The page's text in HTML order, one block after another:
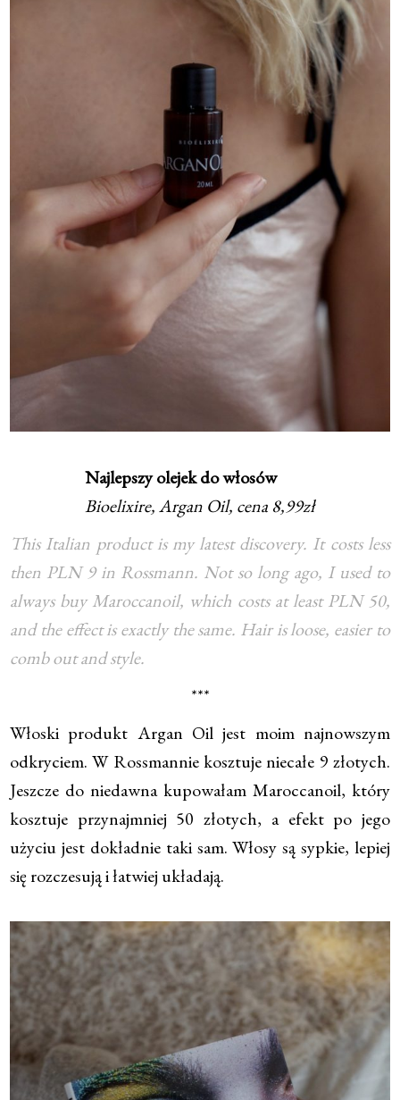
Najlepszy olejek do włosów
Bioelixire, Argan Oil, cena 8,99zł
This Italian product is my latest discovery. It costs less
then PLN 9 in Rossmann. Not so long ago, I used to
always buy Maroccanoil, which costs at least PLN 50,
and the effect is exactly the same. Hair is loose, easier to
comb out and style.
***
Włoski produkt Argan Oil jest moim najnowszym
odkryciem. W Rossmannie kosztuje niecałe 9 złotych.
Jeszcze do niedawna kupowałam Maroccanoil, który
kosztuje przynajmniej 50 złotych, a efekt po jego
użyciu jest dokładnie taki sam. Włosy są sypkie, lepiej
się rozczesują i łatwiej układają.